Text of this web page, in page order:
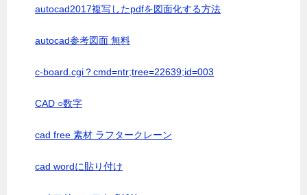
autocad2017複写したpdfを図面化する方法
autocad参考図面 無料
c-board.cgi？cmd=ntr;tree=22639;id=003
CAD ○数字
cad free 素材 ラフタークレーン
cad wordに貼り付け